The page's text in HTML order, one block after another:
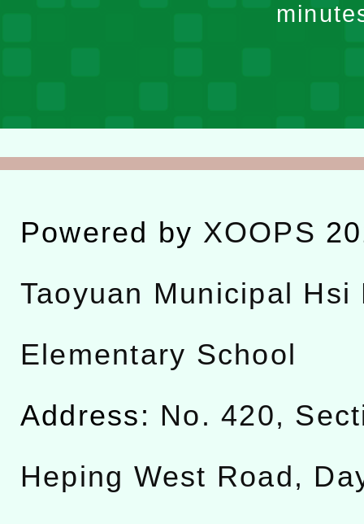
Powered by XOOPS
Taoyuan Municipal Hsi
Elementary School
Address: No. 420,
Heping West Road,